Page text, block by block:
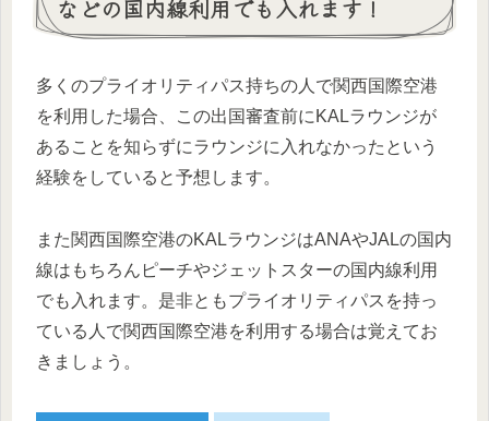
などの国内線利用でも入れます！
多くのプライオリティパス持ちの人で関西国際空港
を利用した場合、この出国審査前にKALラウンジが
あることを知らずにラウンジに入れなかったという
経験をしていると予想します。
また関西国際空港のKALラウンジはANAやJALの国内
線はもちろんピーチやジェットスターの国内線利用
でも入れます。是非ともプライオリティパスを持っ
ている人で関西国際空港を利用する場合は覚えてお
きましょう。